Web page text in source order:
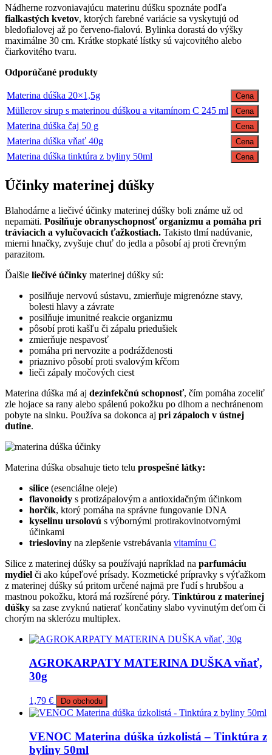
Nádherne rozvoniavajúcu materinu dúšku spoznáte podľa
fialkastých kvetov, ktorých farebné variácie sa vyskytujú od
bledofialovej až po červeno-fialovú. Bylinka dorastá do výšky
maximálne 30 cm. Krátke stopkaté lístky sú vajcovitého alebo
čiarkovitého tvaru.
Odporúčané produkty
Materina dúška 20×1,5g Cena
Müllerov sirup s materinou dúškou a vitamínom C 245 ml Cena
Materina dúška čaj 50 g Cena
Materina dúška vňať 40g Cena
Materina dúška tinktúra z byliny 50ml Cena
Účinky materinej dúšky
Blahodárne a liečivé účinky materinej dúšky boli známe už od
nepamäti. Posilňuje obranyschopnosť organizmu a pomáha pri
tráviacich a vylučovacích ťažkostiach. Takisto tlmí nadúvanie,
mierni hnačky, zvyšuje chuť do jedla a pôsobí aj proti črevným
parazitom.
Ďalšie liečivé účinky materinej dúšky sú:
posilňuje nervovú sústavu, zmierňuje migrenózne stavy,
bolesti hlavy a závrate
posilňuje imunitné reakcie organizmu
pôsobí proti kašľu či zápalu priedušiek
zmierňuje nespavosť
pomáha pri nervozite a podráždenosti
priaznivo pôsobí proti svalovým kŕčom
lieči zápaly močových ciest
Materina dúška má aj dezinfekčnú schopnosť, čím pomáha zoceliť
zle hojace sa rany alebo spálenú pokožku po dlhom a nechránenom
pobyte na slnku. Používa sa dokonca aj pri zápaloch v ústnej
dutine.
Materina dúška obsahuje tieto telu prospešné látky:
silice (esenciálne oleje)
flavonoidy s protizápalovým a antioxidačným účinkom
horčík, ktorý pomáha na správne fungovanie DNA
kyselinu ursolovú s výbornými protirakovinotvornými
účinkami
triesloviny na zlepšenie vstrebávania vitamínu C
Silice z materinej dúšky sa používajú napríklad na parfumáciu
mydiel či ako kúpeľové prísady. Kozmetické prípravky s výťažkom
z materinej dúšky sú pritom určené najmä pre ľudí s hrubšou a
mastnou pokožku, ktorá má rozšírené póry. Tinktúrou z materinej
dúšky sa zase zvyknú natierať končatiny slabo vyvinutým deťom či
chorým na sklerózu multiplex.
AGROKARPATY MATERINA DUŠKA vňať,
30g
1,79 € Do obchodu
VENOC Materina dúška úzkolistá – Tinktúra z
byliny 50ml